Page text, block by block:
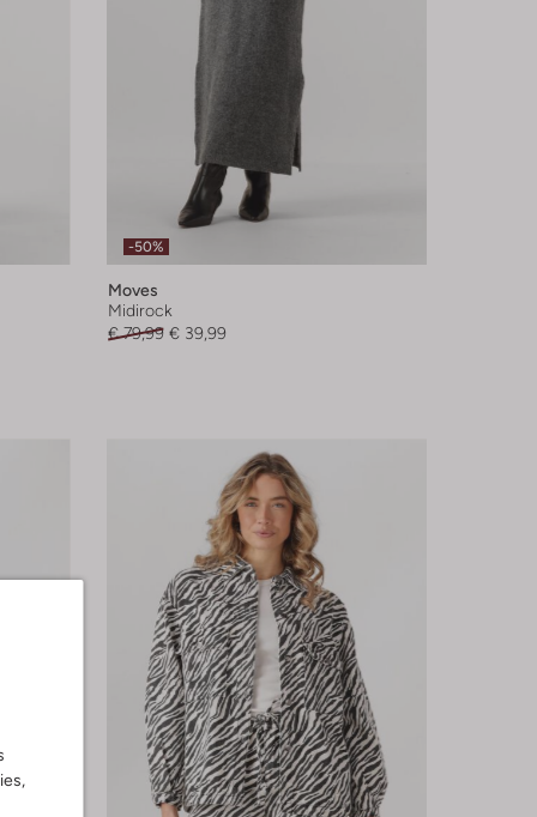
-50%
Moves
Midirock
€ 79,99 € 39,99